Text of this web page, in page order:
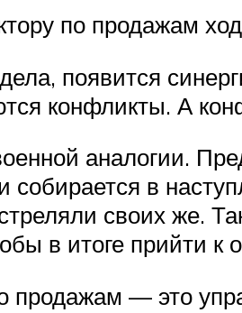
по продажам
появится
конфликты. А
аналогии.
в
своих же.
в итоге прийти к
— это